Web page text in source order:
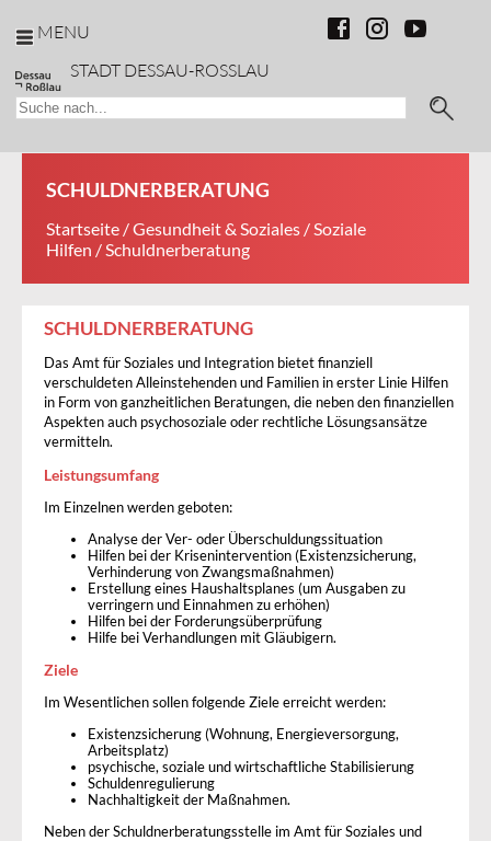
MENU
STADT DESSAU-ROSSLAU
SCHULDNERBERATUNG
Startseite /Gesundheit & Soziales /Soziale
Hilfen / Schuldnerberatung
SCHULDNERBERATUNG
Das Amt für Soziales und Integration bietet finanziell
verschuldeten Alleinstehenden und Familien in erster Linie Hilfen
in Form von ganzheitlichen Beratungen, die neben den finanziellen
Aspekten auch psychosoziale oder rechtliche Lösungsansätze
vermitteln.
Leistungsumfang
Im Einzelnen werden geboten:
Analyse der Ver- oder Überschuldungssituation
Hilfen bei der Krisenintervention (Existenzsicherung,
Verhinderung von Zwangsmaßnahmen)
Erstellung eines Haushaltsplanes (um Ausgaben zu
verringern und Einnahmen zu erhöhen)
Hilfen bei der Forderungsüberprüfung
Hilfe bei Verhandlungen mit Gläubigern.
Ziele
Im Wesentlichen sollen folgende Ziele erreicht werden:
Existenzsicherung (Wohnung, Energieversorgung,
Arbeitsplatz)
psychische, soziale und wirtschaftliche Stabilisierung
Schuldenregulierung
Nachhaltigkeit der Maßnahmen.
Neben der Schuldnerberatungsstelle im Amt für Soziales und